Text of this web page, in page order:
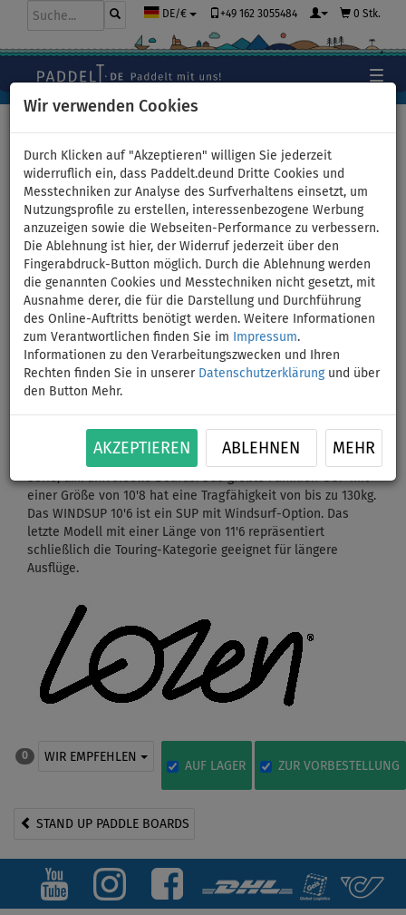
Wir verwenden Cookies
Durch Klicken auf "Akzeptieren" willigen Sie jederzeit
widerruflich ein, dass Paddelt.deund Dritte Cookies und
Messtechniken zur Analyse des Surfverhaltens einsetzt, um
Nutzungsprofile zu erstellen, interessenbezogene Werbung
anzuzeigen sowie die Webseiten-Performance zu verbessern.
Die Ablehnung ist hier, der Widerruf jederzeit über den
Fingerabdruck-Button möglich. Durch die Ablehnung werden
die genannten Cookies und Messtechniken nicht gesetzt, mit
Ausnahme derer, die für die Darstellung und Durchführung
des Online-Auftritts benötigt werden. Weitere Informationen
zum Verantwortlichen finden Sie im
Impressum.
Informationen zu den Verarbeitungszwecken und Ihren
Rechten finden Sie in unserer Datenschutzerklärungund über
den Button Mehr.
AKZEPTIEREN ABLEHNEN MEHR
DE/€ +49 162 3055484 0 Stk.
Aufblasbare SUP Boards -
LOZEN
Produktlinie beginnt mit einem Junior-/Damen-SUP mit
einer Größe von 10'8 hat eine Tragfähigkeit von bis zu 130kg.
Das WINDSUP 10'6 ist ein SUP mit Windsurf-Option. Das
letzte Modell mit einer Länge von 11'6 repräsentiert
schließlich die Touring-Kategorie geeignet für längere
Ausflüge.
0 WIR EMPFEHLEN
AUF LAGER ZUR VORBESTELLUNG
STAND UP PADDLE BOARDS